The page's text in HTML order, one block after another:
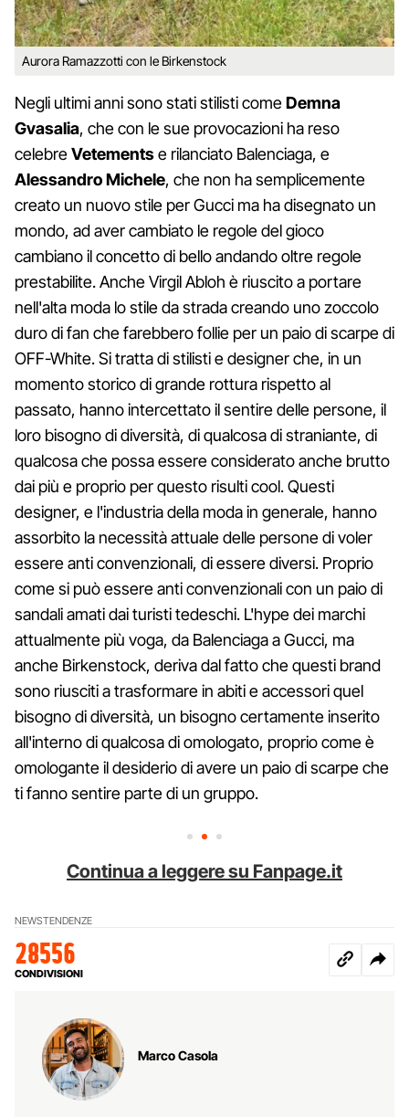
Aurora Ramazzotti con le Birkenstock
Negli ultimi anni sono stati stilisti comeDemna
Gvasalia, che con le sue provocazioni ha reso
celebreVetementse rilanciato Balenciaga, e
Alessandro Michele, che non ha semplicemente
creato un nuovo stile per Gucci ma ha disegnato un
mondo, ad aver cambiato le regole del gioco
cambiano il concetto di bello andando oltre regole
prestabilite. Anche Virgil Abloh è riuscito a portare
nell'alta moda lo stile da strada creando uno zoccolo
duro di fan che farebbero follie per un paio di scarpe di
OFF-White. Si tratta di stilisti e designer che, in un
momento storico di grande rottura rispetto al
passato, hanno intercettato il sentire delle persone, il
loro bisogno di diversità, di qualcosa di straniante, di
qualcosa che possa essere considerato anche brutto
dai più e proprio per questo risulti cool. Questi
designer, e l'industria della moda in generale, hanno
assorbito la necessità attuale delle persone di voler
essere anti convenzionali, di essere diversi. Proprio
come si può essere anti convenzionali con un paio di
sandali amati dai turisti tedeschi. L'hype dei marchi
attualmente più voga, da Balenciaga a Gucci, ma
anche Birkenstock, deriva dal fatto che questi brand
sono riusciti a trasformare in abiti e accessori quel
bisogno di diversità, un bisogno certamente inserito
all'interno di qualcosa di omologato, proprio come è
omologante il desiderio di avere un paio di scarpe che
ti fanno sentire parte di un gruppo.
Continua a leggere su Fanpage.it
NEWSTENDENZE
28556
CONDIVISIONI
Marco Casola